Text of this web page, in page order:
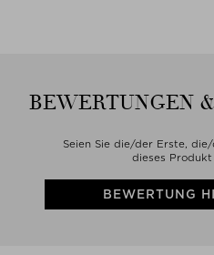
BEWERTUNGEN
Seien Sie die/der Erste,
dieses
BEWERTUNG